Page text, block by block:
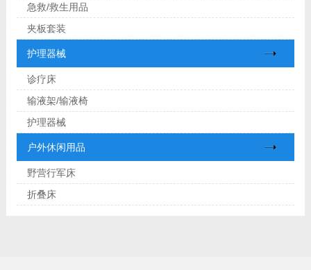
急救/救生用品
夹板套装
护理器械
诊疗床
输液架/输液椅
护理器械
户外休闲用品
野营行军床
折叠床